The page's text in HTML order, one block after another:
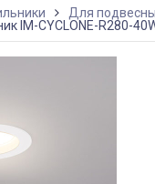
Для
IM-CYCLONE-R280-